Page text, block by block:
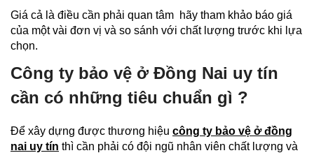
Giá cả là điều cần phải quan tâm hãy tham khảo báo giá
của một vài đơn vị và so sánh với chất lượng trước khi lựa
chọn.
Công ty bảo vệ ở Đồng Nai uy tín
cần có những tiêu chuẩn gì ?
Để xây dựng được thương hiệu công ty bảo vệ ở đồng
nai uy tín thì cần phải có đội ngũ nhân viên chất lượng và